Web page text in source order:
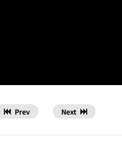
Prev Next